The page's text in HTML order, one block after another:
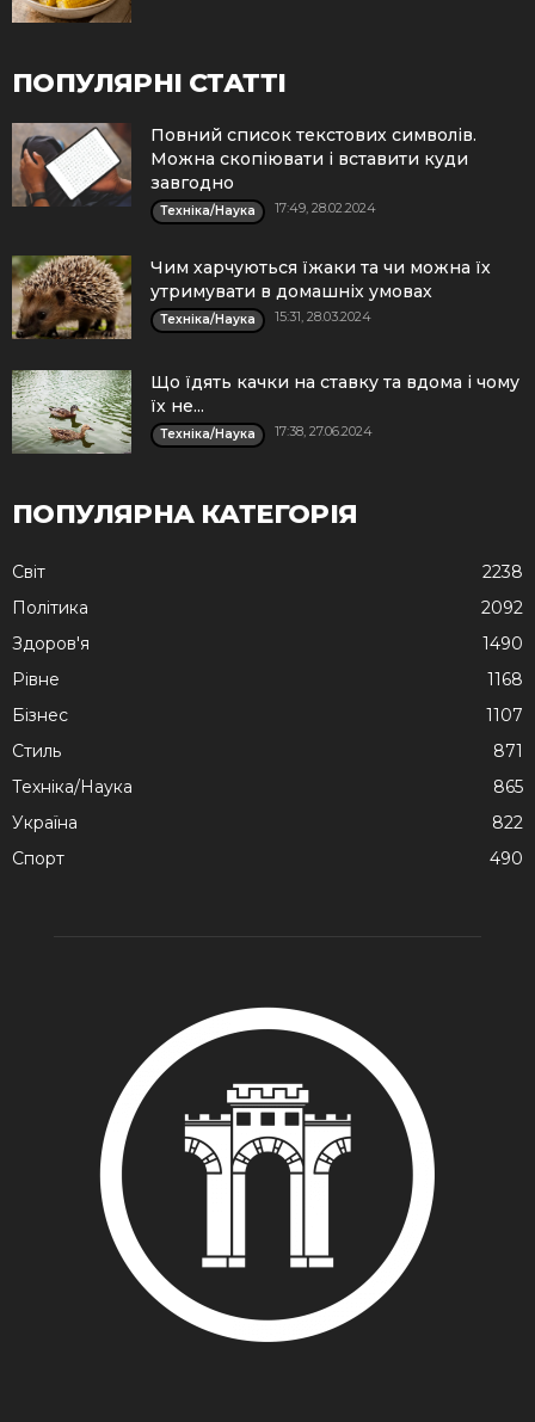
ПОПУЛЯРНІ СТАТТІ
Повний список текстових символів.
Можна скопіювати і вставити куди
завгодно
Техніка/Наука 17:49, 28.02.2024
Чим харчуються їжаки та чи можна їх
утримувати в домашніх умовах
Техніка/Наука 15:31, 28.03.2024
Що їдять качки на ставку та вдома і чому
їх не...
Техніка/Наука 17:38, 27.06.2024
ПОПУЛЯРНА КАТЕГОРІЯ
Cвіт
2238
Політика
2092
Здоров'я
1490
Рівне
1168
Бізнес
1107
Стиль
871
Техніка/Наука
865
Україна
822
Спорт
490